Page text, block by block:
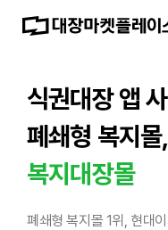
식권대장 앱
폐쇄형 복지몰,
복지대장몰
폐쇄형 복지몰 1위, 현대이